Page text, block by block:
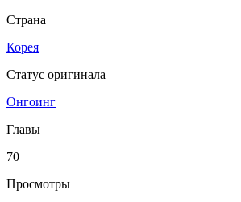
Страна
Корея
Статус оригинала
Онгоинг
Главы
70
Просмотры